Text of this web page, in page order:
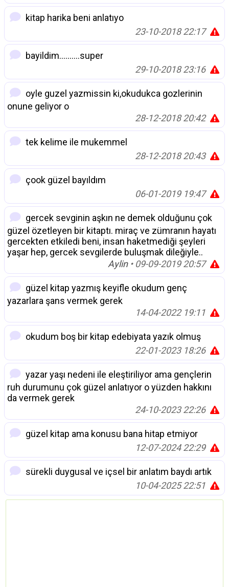
kitap harika beni anlatıyo
23-10-2018 22:17
bayildim..........super
29-10-2018 23:16
oyle guzel yazmissin ki,okudukca gozlerinin
onune geliyor o
28-12-2018 20:42
tek kelime ile mukemmel
28-12-2018 20:43
çook güzel bayıldım
06-01-2019 19:47
gercek sevginin aşkın ne demek olduğunu çok
güzel özetleyen bir kitaptı. miraç ve zümranın hayatı
gercekten etkiledi beni, insan haketmediği şeyleri
yaşar hep, gercek sevgilerde buluşmak dileğiyle..
Aylin• 09-09-2019 20:57
güzel kitap yazmış keyifle okudum genç
yazarlara şans vermek gerek
14-04-2022 19:11
okudum boş bir kitap edebiyata yazık olmuş
22-01-2023 18:26
yazar yaşı nedeni ile eleştiriliyor ama gençlerin
ruh durumunu çok güzel anlatıyor o yüzden hakkını
da vermek gerek
24-10-2023 22:26
güzel kitap ama konusu bana hitap etmiyor
12-07-2024 22:29
sürekli duygusal ve içsel bir anlatım baydı artık
10-04-2025 22:51